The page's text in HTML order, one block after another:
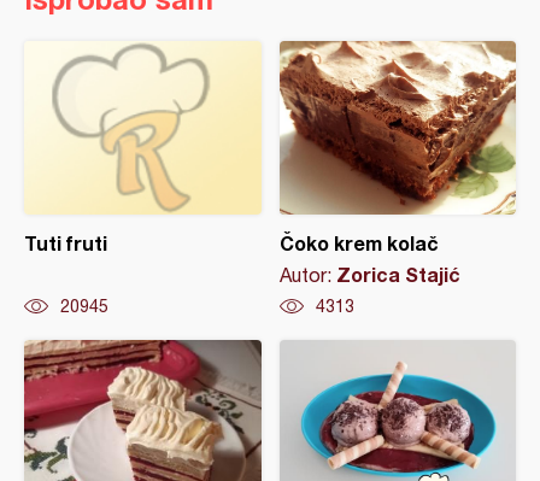
Tuti fruti
20945
Čoko krem kolač
Autor: Zorica Stajić
4313